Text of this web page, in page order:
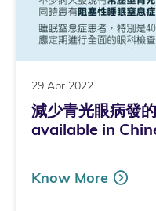
29 Apr 2022
減少青光眼病發
available in
Know More